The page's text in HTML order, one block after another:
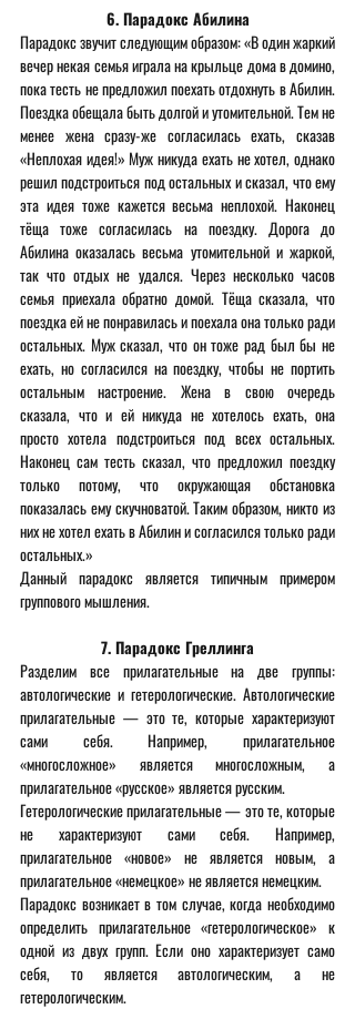
6. Парадокс Абилина
Парадокс звучит следующим образом: «В один жаркий
вечер некая семья играла на крыльце дома в домино,
пока тесть не предложил поехать отдохнуть в Абилин.
Поездка обещала быть долгой и утомительной. Тем не
менее жена сразу-же согласилась ехать, сказав
«Неплохая идея!» Муж никуда ехать не хотел, однако
решил подстроиться под остальных и сказал, что ему
эта идея тоже кажется весьма неплохой. Наконец
тёща тоже согласилась на поездку. Дорога до
Абилина оказалась весьма утомительной и жаркой,
так что отдых не удался. Через несколько часов
семья приехала обратно домой. Тёща сказала, что
поездка ей не понравилась и поехала она только ради
остальных. Муж сказал, что он тоже рад был бы не
ехать, но согласился на поездку, чтобы не портить
остальным настроение. Жена в свою очередь
сказала, что и ей никуда не хотелось ехать, она
просто хотела подстроиться под всех остальных.
Наконец сам тесть сказал, что предложил поездку
только потому, что окружающая обстановка
показалась ему скучноватой. Таким образом, никто из
них не хотел ехать в Абилин и согласился только ради
остальных.»
Данный парадокс является типичным примером
группового мышления.
7. Парадокс Греллинга
Разделим все прилагательные на две группы:
автологические и гетерологические. Автологические
прилагательные — это те, которые характеризуют
сами себя. Например, прилагательное
«многосложное» является многосложным, а
прилагательное «русское» является русским.
Гетерологические прилагательные — это те, которые
не характеризуют сами себя. Например,
прилагательное «новое» не является новым, а
прилагательное «немецкое» не является немецким.
Парадокс возникает в том случае, когда необходимо
определить прилагательное «гетерологическое» к
одной из двух групп. Если оно характеризует само
себя, то является автологическим, а не
гетерологическим.